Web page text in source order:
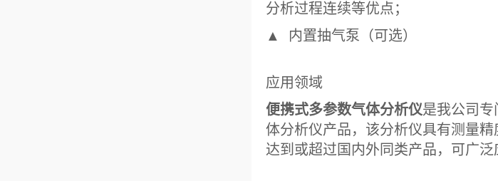
分析过程连续等优点；
▲ 内置抽气泵（可选）
应用领域
便携式多参数气体分析仪是我公司
体分析仪产品，该分析仪具有测量
达到或超过国内外同类产品，可广